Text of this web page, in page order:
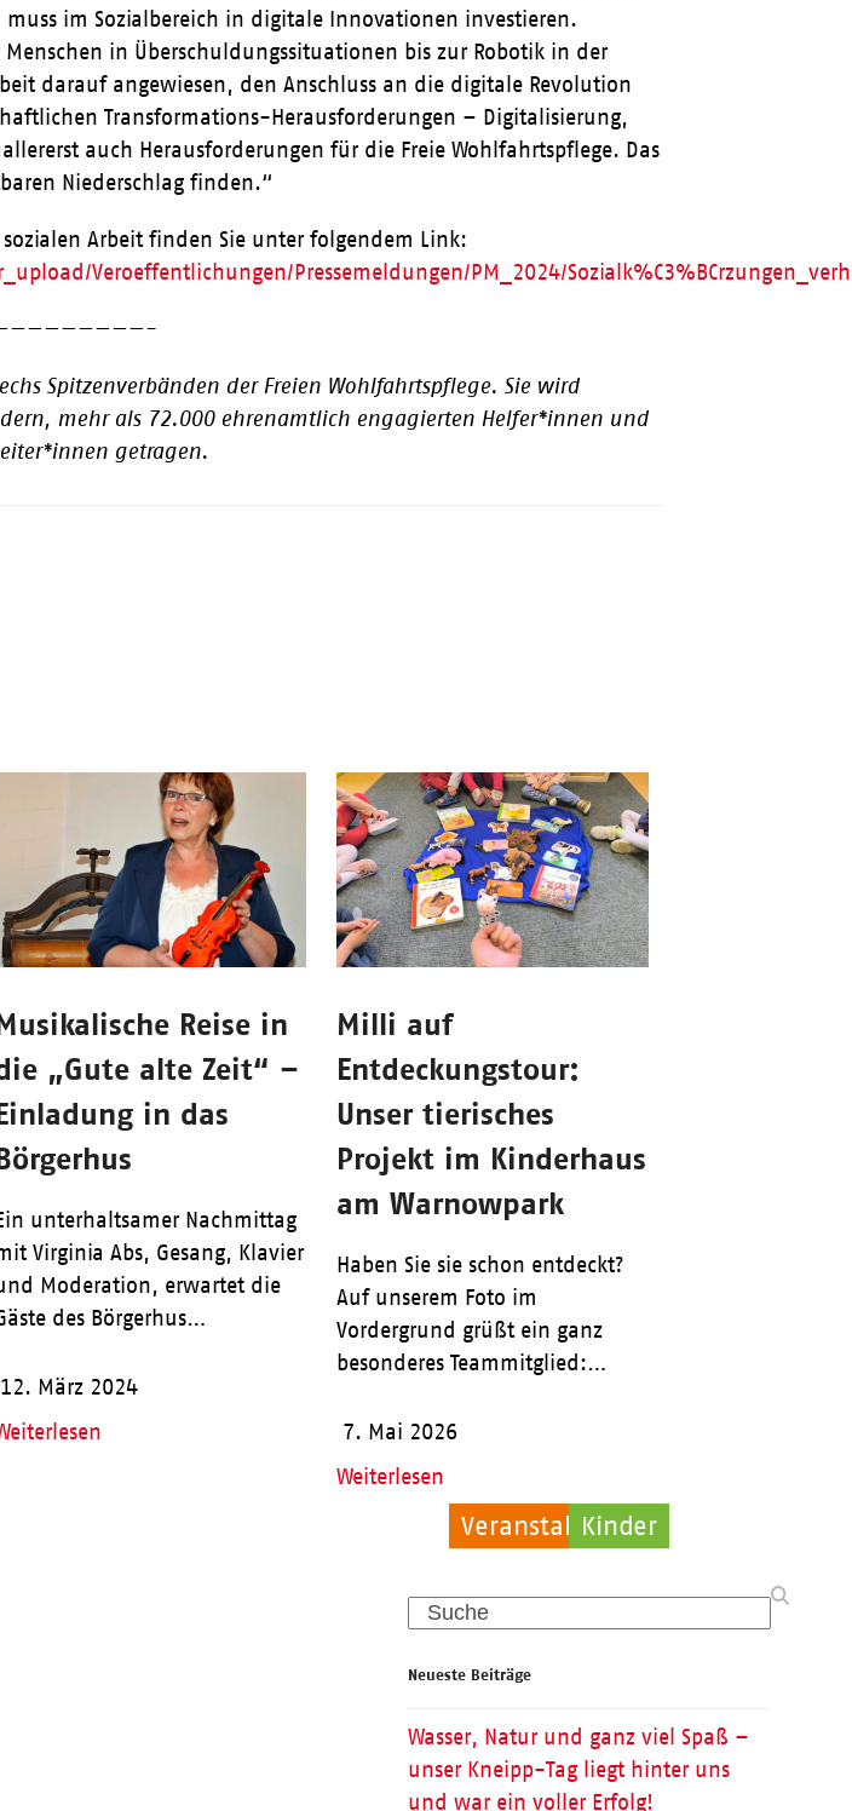
im Sozialbereich in digitale Innovationen investieren.
in Überschuldungssituationen bis zur Robotik in der
darauf angewiesen, den Anschluss an die digitale Revolution
Transformations-Herausforderungen – Digitalisierung,
auch Herausforderungen für die Freie Wohlfahrtspflege. Das
Niederschlag finden.“
Arbeit finden Sie unter folgendem Link:
Veroeffentlichungen/Pressemeldungen/PM_2024/
Spitzenverbänden der Freien Wohlfahrtspflege. Sie wird
mehr als 72.000 ehrenamtlich engagierten Helfer*innen und
getragen.
Psychische Hilfe
Veranstaltungen
Reise in
„Gute alte Zeit“ –
in das
unterhaltsamer Nachmittag
Virginia Abs, Gesang, Klavier
Moderation, erwartet die
des Börgerhus…
12. März 2024
Kinder
Milli auf
Entdeckungstour:
Unser tierisches
Projekt im Kinderhaus
am Warnowpark
Haben Sie sie schon entdeckt?
Auf unserem Foto im
Vordergrund grüßt ein ganz
besonderes Teammitglied:…
7. Mai 2026
Weiterlesen
Search
Neueste Beiträge
Wasser, Natur und ganz viel Spaß –
unser Kneipp-Tag liegt hinter uns
und war ein voller Erfolg!